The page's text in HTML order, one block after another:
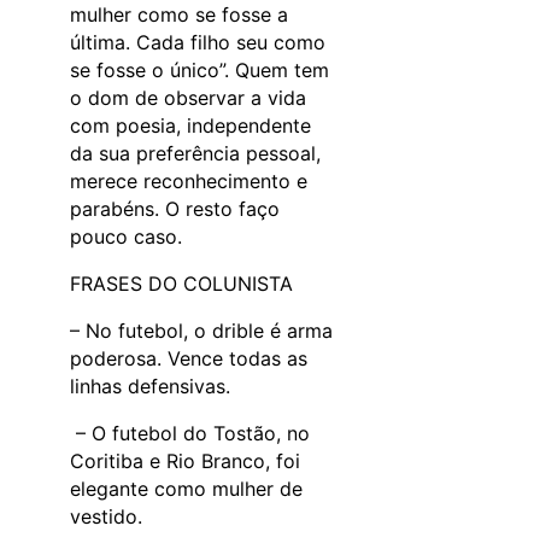
mulher como se fosse a
última. Cada filho seu como
se fosse o único”. Quem tem
o dom de observar a vida
com poesia, independente
da sua preferência pessoal,
merece reconhecimento e
parabéns. O resto faço
pouco caso.
FRASES DO COLUNISTA
– No futebol, o drible é arma
poderosa. Vence todas as
linhas defensivas.
– O futebol do Tostão, no
Coritiba e Rio Branco, foi
elegante como mulher de
vestido.